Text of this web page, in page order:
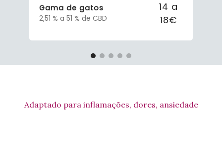
Gama de gatos
2,51 % a 51 % de CBD
14 a
18€
Adaptado para inflamações, dores, ansiedade